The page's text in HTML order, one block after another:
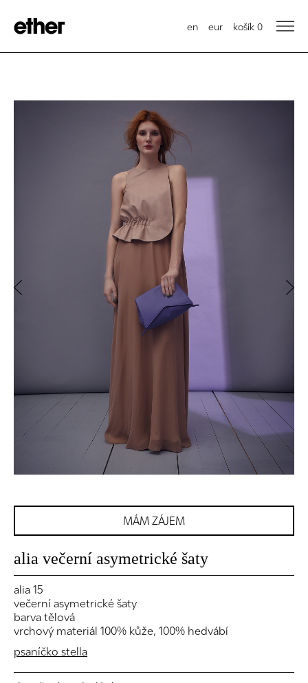
en eur košík 0
Previous
MÁM ZÁJEM
alia večerní asymetrické šaty
alia 15
večerní asymetrické šaty
barva tělová
vrchový materiál 100% kůže, 100% hedvábí
psaníčko stella